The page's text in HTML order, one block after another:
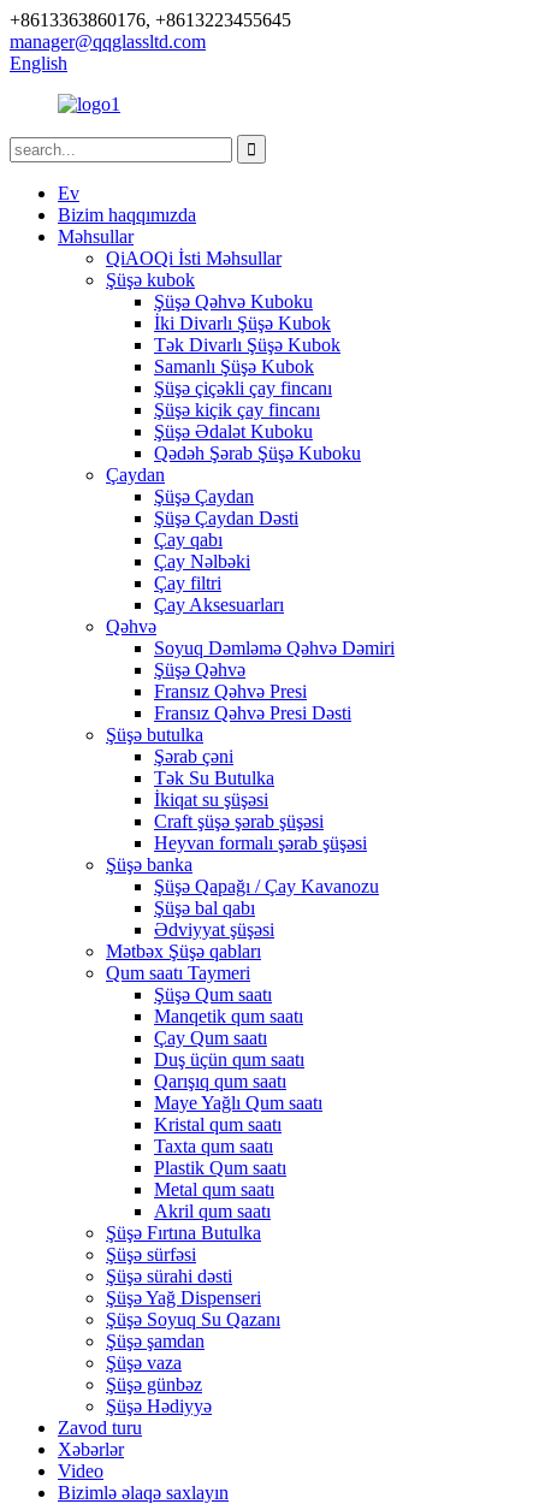
+8613363860176, +8613223455645
manager@qqglassltd.com
English
Ev
Bizim haqqımızda
Məhsullar
QiAOQi İsti Məhsullar
Şüşə kubok
Şüşə Qəhvə Kuboku
İki Divarlı Şüşə Kubok
Tək Divarlı Şüşə Kubok
Samanlı Şüşə Kubok
Şüşə çiçəkli çay fincanı
Şüşə kiçik çay fincanı
Şüşə Ədalət Kuboku
Qədəh Şərab Şüşə Kuboku
Çaydan
Şüşə Çaydan
Şüşə Çaydan Dəsti
Çay qabı
Çay Nəlbəki
Çay filtri
Çay Aksesuarları
Qəhvə
Soyuq Dəmləmə Qəhvə Dəmiri
Şüşə Qəhvə
Fransız Qəhvə Presi
Fransız Qəhvə Presi Dəsti
Şüşə butulka
Şərab çəni
Tək Su Butulka
İkiqat su şüşəsi
Craft şüşə şərab şüşəsi
Heyvan formalı şərab şüşəsi
Şüşə banka
Şüşə Qapağı / Çay Kavanozu
Şüşə bal qabı
Ədviyyat şüşəsi
Mətbəx Şüşə qabları
Qum saatı Taymeri
Şüşə Qum saatı
Manqetik qum saatı
Çay Qum saatı
Duş üçün qum saatı
Qarışıq qum saatı
Maye Yağlı Qum saatı
Kristal qum saatı
Taxta qum saatı
Plastik Qum saatı
Metal qum saatı
Akril qum saatı
Şüşə Fırtına Butulka
Şüşə sürfəsi
Şüşə sürahi dəsti
Şüşə Yağ Dispenseri
Şüşə Soyuq Su Qazanı
Şüşə şamdan
Şüşə vaza
Şüşə günbəz
Şüşə Hədiyyə
Zavod turu
Xəbərlər
Video
Bizimlə əlaqə saxlayın